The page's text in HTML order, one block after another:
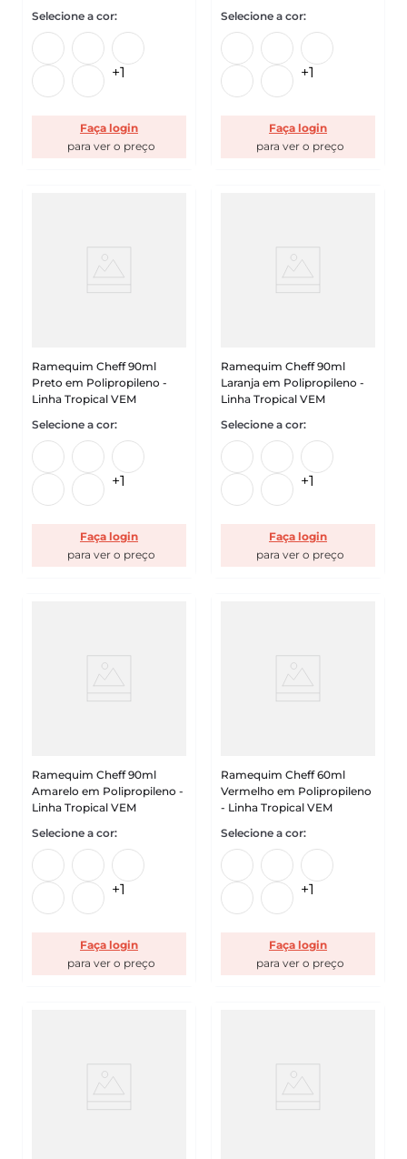
+1
Faça login
+1
Faça login
Ramequim Cheff 90ml
Preto em Polipropileno -
Linha Tropical VEM
+1
Faça login
Ramequim Cheff 90ml
Laranja em Polipropileno -
Linha Tropical VEM
+1
Faça login
Ramequim Cheff 90ml
Amarelo em Polipropileno -
Linha Tropical VEM
+1
Faça login
Ramequim Cheff 60ml
Vermelho em Polipropileno
- Linha Tropical VEM
+1
Faça login